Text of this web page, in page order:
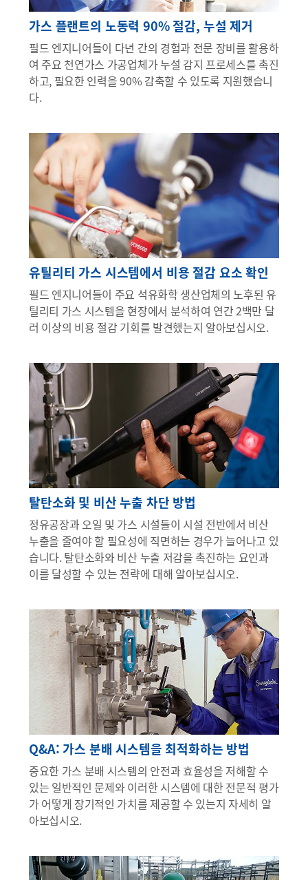
가스 플랜트의 노동력 90% 절감, 누설 제거
필드 엔지니어들이 다년 간의 경험과 전문 장비를 활용하
여 주요 천연가스 가공업체가 누설 감지 프로세스를 촉진
하고, 필요한 인력을 90% 감축할 수 있도록 지원했습니
다.
유틸리티 가스 시스템에서 비용 절감 요소 확인
필드 엔지니어들이 주요 석유화학 생산업체의 노후된 유
틸리티 가스 시스템을 현장에서 분석하여 연간 2백만 달
러 이상의 비용 절감 기회를 발견했는지 알아보십시오.
탈탄소화 및 비산 누출 차단 방법
정유공장과 오일 및 가스 시설들이 시설 전반에서 비산
누출을 줄여야 할 필요성에 직면하는 경우가 늘어나고 있
습니다. 탈탄소화와 비산 누출 저감을 촉진하는 요인과
이를 달성할 수 있는 전략에 대해 알아보십시오.
Q&A: 가스 분배 시스템을 최적화하는 방법
중요한 가스 분배 시스템의 안전과 효율성을 저해할 수
있는 일반적인 문제와 이러한 시스템에 대한 전문적 평가
가 어떻게 장기적인 가치를 제공할 수 있는지 자세히 알
아보십시오.